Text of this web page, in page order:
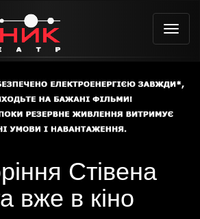
Toggle
Стівена
вже в кіно